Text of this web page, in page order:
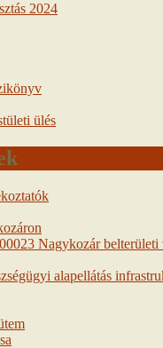
2024
ülés
Nagykozár belterületi
alapellátás